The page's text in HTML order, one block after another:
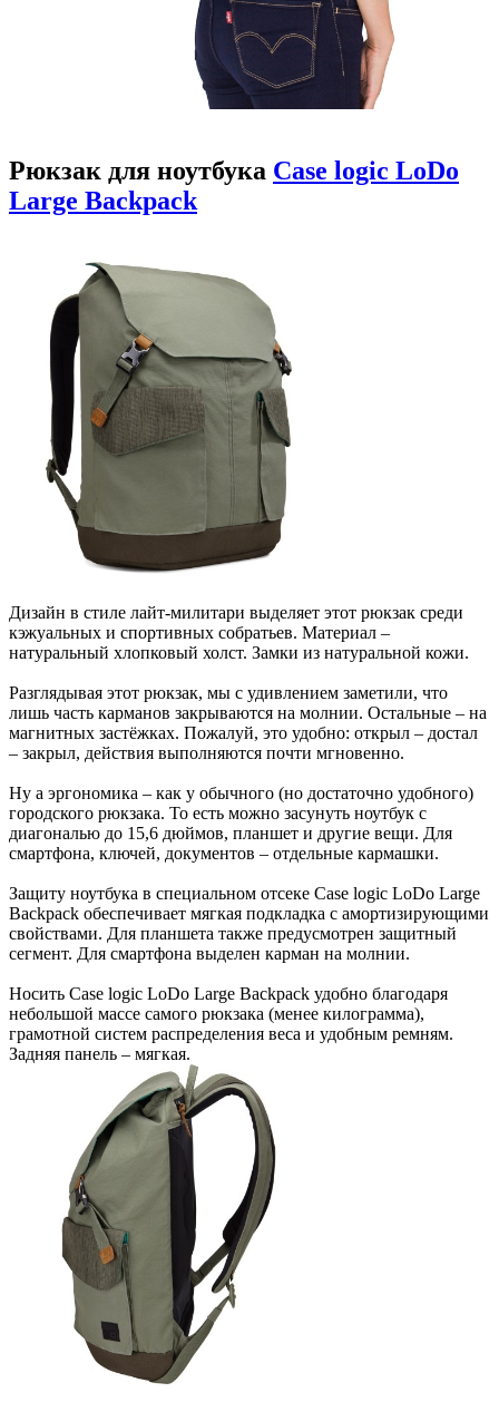
Рюкзак для ноутбука Case logic LoDo
Large Backpack
Дизайн в стиле лайт-милитари выделяет этот рюкзак среди
кэжуальных и спортивных собратьев. Материал –
натуральный хлопковый холст. Замки из натуральной кожи.
Разглядывая этот рюкзак, мы с удивлением заметили, что
лишь часть карманов закрываются на молнии. Остальные – на
магнитных застёжках. Пожалуй, это удобно: открыл – достал
– закрыл, действия выполняются почти мгновенно.
Ну а эргономика – как у обычного (но достаточно удобного)
городского рюкзака. То есть можно засунуть ноутбук с
диагональю до 15,6 дюймов, планшет и другие вещи. Для
смартфона, ключей, документов – отдельные кармашки.
Защиту ноутбука в специальном отсеке Case logic LoDo Large
Backpack обеспечивает мягкая подкладка с амортизирующими
свойствами. Для планшета также предусмотрен защитный
сегмент. Для смартфона выделен карман на молнии.
Носить Case logic LoDo Large Backpack удобно благодаря
небольшой массе самого рюкзака (менее килограмма),
грамотной систем распределения веса и удобным ремням.
Задняя панель – мягкая.